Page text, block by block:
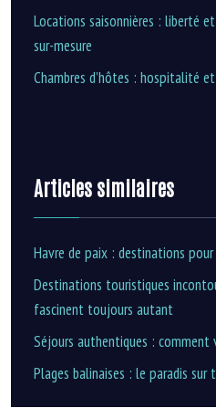
Locations saisonnières : liberté
sur-mesure
Chambres d’hôtes : hospitalité
Articles similaires
Havre de paix : destinations
Destinations touristiques
fascinent toujours autant
Séjours authentiques : comment
Plages balinaises : le paradis